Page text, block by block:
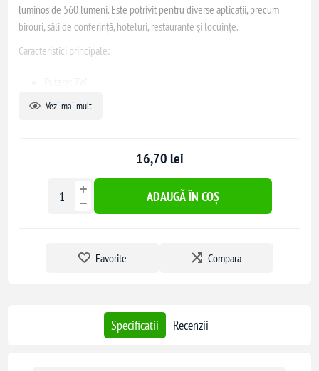
luminos de 560 lumeni. Este potrivit pentru diverse aplicații, precum
birouri, săli de conferință, hoteluri, restaurante și locuințe.
Caracteristici principale:
Temperatură de culoare: Alb neutru (4000K)
Tensiune de alimentare: 230V
Material: Aluminiu
Unghi de lumină: 38°
Durată de viață: ≥25.000 ore
Acest spot LED este ușor de instalat și oferă o iluminare uniformă și de
calitate, fiind o alegere excelentă pentru înlocuirea spoturilor
Vezi mai mult
16,70 lei
ADAUGĂ ÎN COȘ
Favorite Compara
Specificatii Recenzii